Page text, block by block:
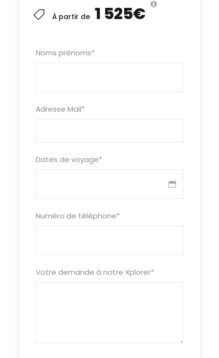
À partir de 1 525€
Noms prénoms*
Adresse Mail*
Dates de voyage*
Numéro de téléphone*
Votre demande à notre Xplorer*